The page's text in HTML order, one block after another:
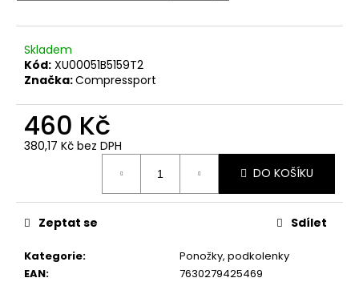
Skladem
Kód: XU00051B5159T2
Značka:Compressport
460 Kč
380,17 Kč bez DPH
DO KOŠÍKU
Kategorie:
Ponožky, podkolenky
EAN: 7630279425469
Zeptat se Sdílet
D
o
p
o
u
e
m
e